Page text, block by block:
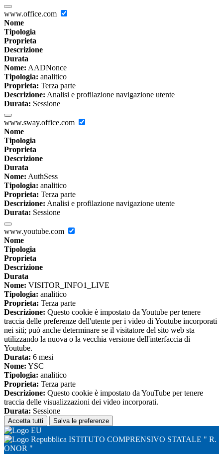
www.office.com
Nome
Tipologia
Proprieta
Descrizione
Durata
Nome: AADNonce
Tipologia: analitico
Proprieta: Terza parte
Descrizione: Analisi e profilazione navigazione utente
Durata: Sessione
www.sway.office.com
Nome
Tipologia
Proprieta
Descrizione
Durata
Nome: AuthSess
Tipologia: analitico
Proprieta: Terza parte
Descrizione: Analisi e profilazione navigazione utente
Durata: Sessione
www.youtube.com
Nome
Tipologia
Proprieta
Descrizione
Durata
Nome: VISITOR_INFO1_LIVE
Tipologia: analitico
Proprieta: Terza parte
Descrizione: Questo cookie è impostato da Youtube per tenere
traccia delle preferenze dell'utente per i video di Youtube incorporati
nei siti; può anche determinare se il visitatore del sito web sta
utilizzando la nuova o la vecchia versione dell'interfaccia di
Youtube.
Durata: 6 mesi
Nome: YSC
Tipologia: analitico
Proprieta: Terza parte
Descrizione: Questo cookie è impostato da YouTube per tenere
traccia delle visualizzazioni dei video incorporati.
Durata: Sessione
Accetta tutti Salva le preferenze
ISTITUTO COMPRENSIVO STATALE " R.
ONOR "